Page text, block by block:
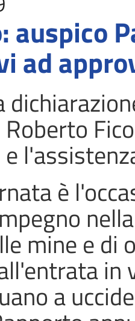
auspico
ad
è
mine e di
in
a